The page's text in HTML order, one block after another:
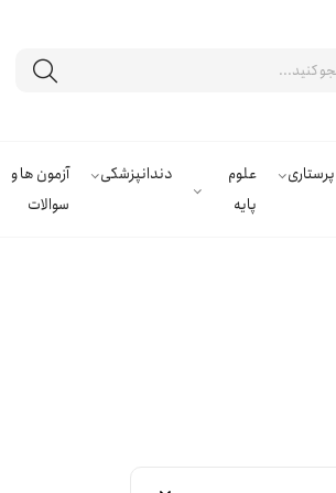
پرستاری
علوم
پایه
دندانپزشکی
آزمون ها و
سوالات